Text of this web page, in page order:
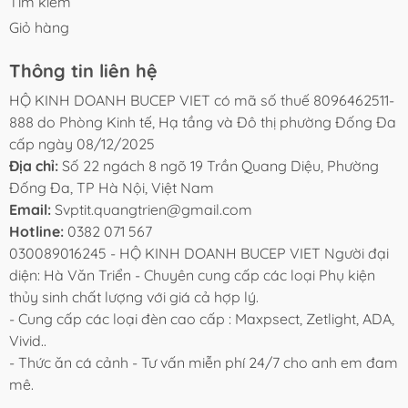
ổn định.
- Nếu lọc chạy nhưng chưa ra nước, cần mồi thêm để
tránh ảnh hưởng động cơ.
- Không để máy chạy khô trong thời gian dài.
- Sản phẩm không đi kèm vật liệu lọc, có thể bổ sung
thêm Matrix hoặc vật liệu lọc vi sinh phù hợp.
BẢO QUẢN
- Vệ sinh khoang lọc và cánh quạt định kỳ để duy trì
hiệu suất.
- Lau sạch đầu hút và đường ống In/Out khi có cặn
bám.
- Bảo quản nơi khô ráo khi không sử dụng.
CAM KẾT BUCEP VIET
- Sản phẩm được kiểm tra kỹ trước khi giao hàng.
- Đóng gói cẩn thận, hạn chế va đập trong quá trình
Giỏ hàng
Thông tin liên hệ
HỘ KINH DOANH BUCEP VIET có mã số thuế 8096462511-
888 do Phòng Kinh tế, Hạ tầng và Đô thị phường Đống Đa
cấp ngày 08/12/2025
Địa chỉ: Số 22 ngách 8 ngõ 19 Trần Quang Diệu, Phường
Đống Đa, TP Hà Nội, Việt Nam
Email: Svptit.quangtrien@gmail.com
Hotline: 0382 071 567
030089016245 - HỘ KINH DOANH BUCEP VIET Người đại
diện: Hà Văn Triển - Chuyên cung cấp các loại Phụ kiện
thủy sinh chất lượng với giá cả hợp lý.
- Cung cấp các loại đèn cao cấp : Maxpsect, Zetlight, ADA,
Vivid..
- Thức ăn cá cảnh - Tư vấn miễn phí 24/7 cho anh em đam
mê.